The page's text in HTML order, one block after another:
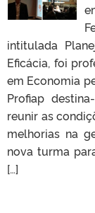
intitulada
Eficácia, foi
em Economia
Profiap
reunir as
melhorias na
nova turma
[…]